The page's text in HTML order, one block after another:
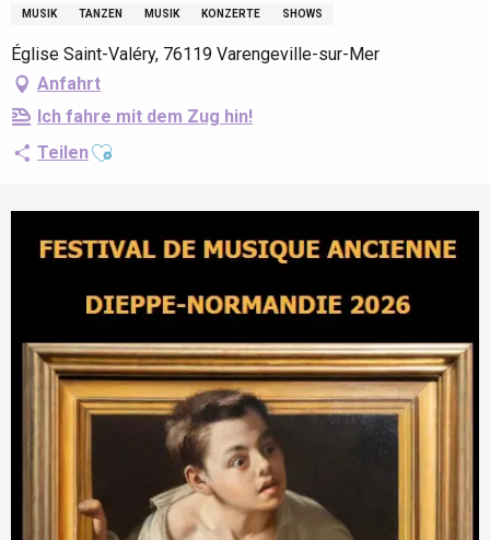
MUSIK TANZEN MUSIK KONZERTE SHOWS
Église Saint-Valéry, 76119 Varengeville-sur-Mer
Anfahrt
Ich fahre mit dem Zug hin!
TeilenAjouter aux favoris